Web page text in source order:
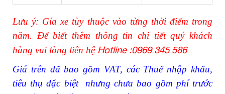
Lưu ý: Gía xe tùy thuộc vào từng thời điểm trong
năm. Để biết thêm thông tin chi tiết quý khách
hàng vui lòng liên hệHotline :0969 345 586
Giá trên đã bao gồm VAT, các Thuế nhập khẩu,
tiêu thụ đặc biệt nhưng chưa bao gồm phí trước